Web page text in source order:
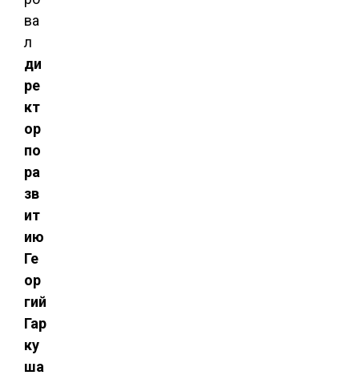
ва
л
ди
ре
кт
ор
по
ра
зв
ит
ию
Ге
ор
гий
Гар
ку
ша